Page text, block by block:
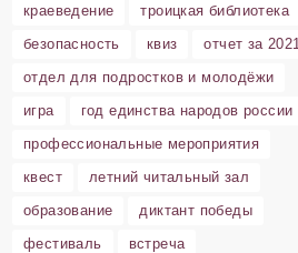
краеведение
троицкая библиотека
безопасность
квиз
отчет за 2021
отдел для подростков и молодёжи
игра
год единства народов россии
профессиональные мероприятия
квест
летний читальный зал
образование
диктант победы
фестиваль
встреча